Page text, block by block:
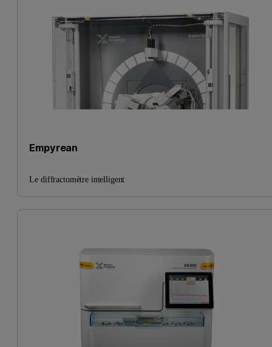
Empyrean
Le diffractomètre intelligent